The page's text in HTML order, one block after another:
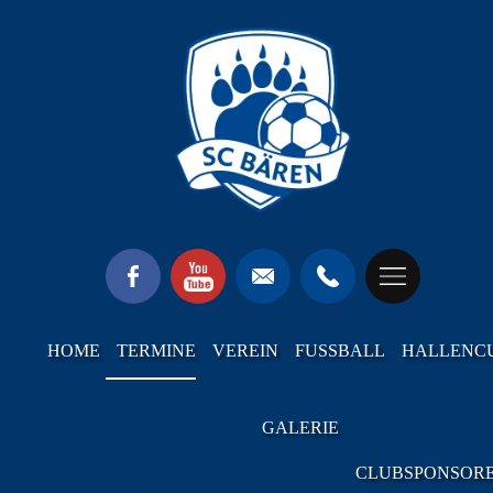
HOME TERMINE VEREIN FUSSBALL
GALERIE